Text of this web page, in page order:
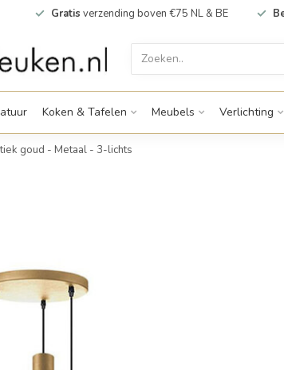
Gratis verzending boven €75 NL & BE
Koken & Tafelen Meubels Verlichting
goud - Metaal - 3-lichts